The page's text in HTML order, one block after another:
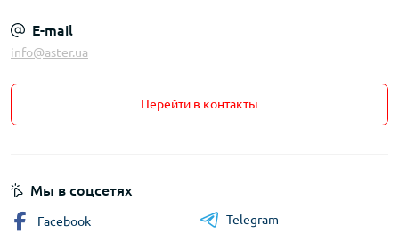
E-mail
info@aster.ua
Перейти в контакты
Мы в соцсетях
Facebook
Telegram